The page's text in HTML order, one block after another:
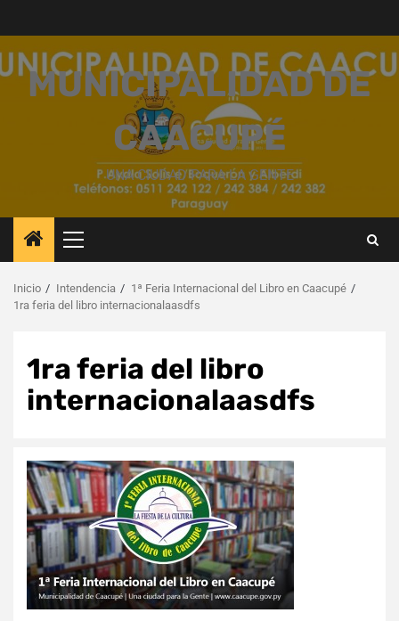
contenido
MUNICIPALIDAD DE
CAACUPÉ
UNA CIUDAD PARA LA GENTE
Menú
principal
Inicio Intendencia
1ª Feria Internacional del Libro en Caacupé
1ra feria del libro internacionalaasdfs
1ra feria del libro
internacionalaasdfs